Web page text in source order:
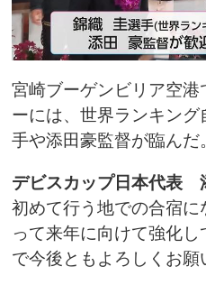
宮崎ブーゲンビリア空
ーには、世界ランキン
手や添田豪監督が臨んだ
デビスカップ日本代表
初めて行う地での合宿
って来年に向けて強化
で今後ともよろしくお願